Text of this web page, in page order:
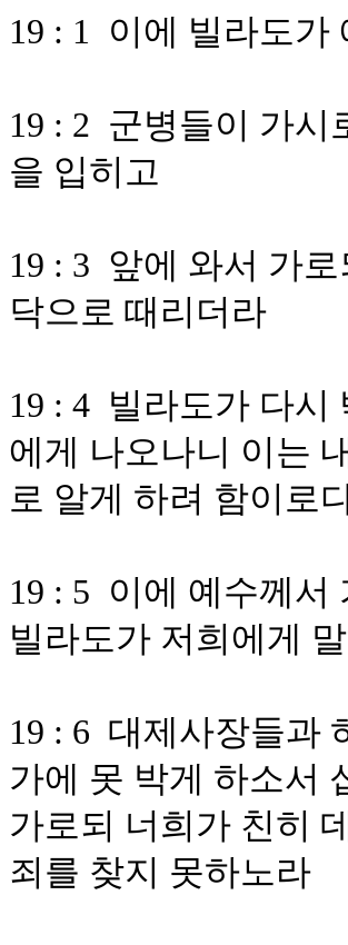
19 : 1 이에 빌라도가
19 : 2 군병들이 가시
을 입히고
19 : 3 앞에 와서 가
닥으로 때리더라
19 : 4 빌라도가 다시
에게 나오나니 이는
로 알게 하려 함이로
19 : 5 이에 예수께서
빌라도가 저희에게
19 : 6 대제사장들과
가에 못 박게 하소서
가로되 너희가 친히
죄를 찾지 못하노라